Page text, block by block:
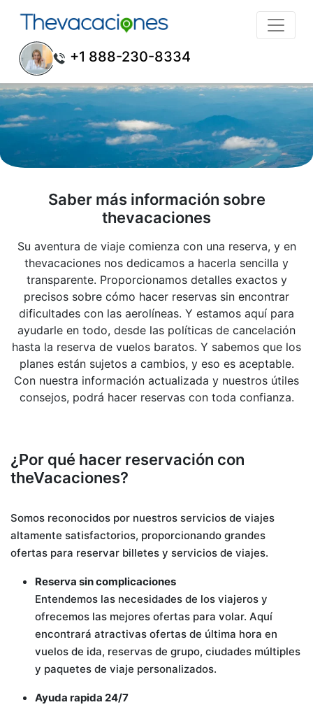
+1 888-230-8334
Acerca de nosotros
Saber más información sobre
thevacaciones
Su aventura de viaje comienza con una reserva, y en
thevacaciones nos dedicamos a hacerla sencilla y
transparente. Proporcionamos detalles exactos y
precisos sobre cómo hacer reservas sin encontrar
dificultades con las aerolíneas. Y estamos aquí para
ayudarle en todo, desde las políticas de cancelación
hasta la reserva de vuelos baratos. Y sabemos que los
planes están sujetos a cambios, y eso es aceptable.
Con nuestra información actualizada y nuestros útiles
consejos, podrá hacer reservas con toda confianza.
¿Por qué hacer reservación con
theVacaciones?
Somos reconocidos por nuestros servicios de viajes
altamente satisfactorios, proporcionando grandes
ofertas para reservar billetes y servicios de viajes.
Reserva sin complicaciones
Entendemos las necesidades de los viajeros y
ofrecemos las mejores ofertas para volar. Aquí
encontrará atractivas ofertas de última hora en
vuelos de ida, reservas de grupo, ciudades múltiples
y paquetes de viaje personalizados.
Ayuda rapida 24/7